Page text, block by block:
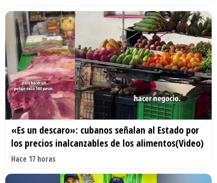
«Es un descaro»: cubanos señalan al Estado por
los precios inalcanzables de los alimentos(Video)
Hace 17 horas